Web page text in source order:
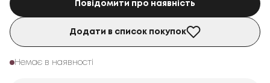
Повідомити про наявність
Додати в список покупок
Немає в наявності